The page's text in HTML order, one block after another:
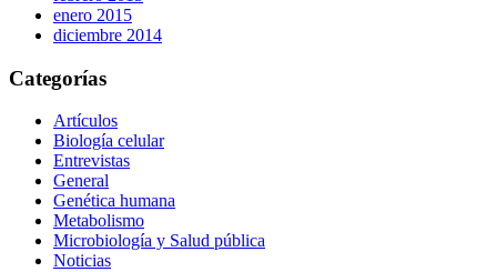
enero 2015
diciembre 2014
Categorías
Artículos
Biología celular
Entrevistas
General
Genética humana
Metabolismo
Microbiología y Salud pública
Noticias